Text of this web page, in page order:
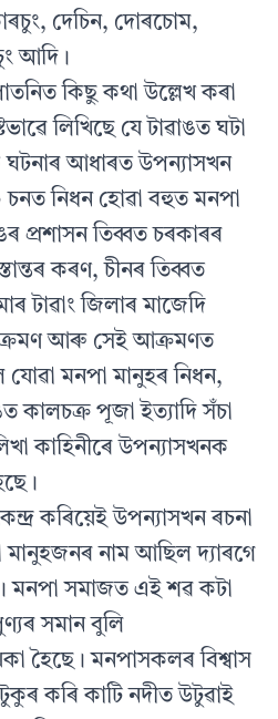
দেচিন, দোৰচোম,
আদি।
কিছু কথা উল্লেখ কৰা
লিখিছে যে টাৱাঙত ঘটা
ঘটনাৰ আধাৰত উপন্যাসখন
চনত নিধন হোৱা বহুত মনপা
প্ৰশাসন তিব্বত চৰকাৰৰ
কৰণ, চীনৰ তিব্বত
টাৱাং জিলাৰ মাজেদি
আৰু সেই আক্ৰমণত
যোৱা মনপা মানুহৰ নিধন,
কালচক্ৰ পূজা ইত্যাদি সঁচা
কাহিনীৰে উপন্যাসখনক
কৰিয়েই উপন্যাসখন ৰচনা
নাম আছিল দ্যাৰগে
মনপা সমাজত এই শৱ কটা
সমান বুলি
হৈছে। মনপাসকলৰ বিশ্বাস
কৰি কাটি নদীত উটুৱাই